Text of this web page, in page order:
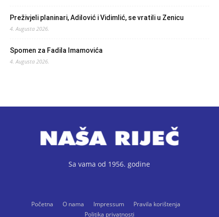
Preživjeli planinari, Adilović i Vidimlić, se vratili u Zenicu
4. Augusta 2026.
Spomen za Fadila Imamovića
4. Augusta 2026.
Sa vama od 1956. godine
Početna O nama Impressum
Pravila korištenja
Politika privatnosti